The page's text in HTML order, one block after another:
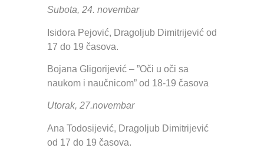
Subota, 24. novembar
Isidora Pejović, Dragoljub Dimitrijević od
17 do 19 časova.
Bojana Gligorijević – ”Oči u oči sa
naukom i naučnicom” od 18-19 časova
Utorak, 27.novembar
Ana Todosijević, Dragoljub Dimitrijević
od 17 do 19 časova.